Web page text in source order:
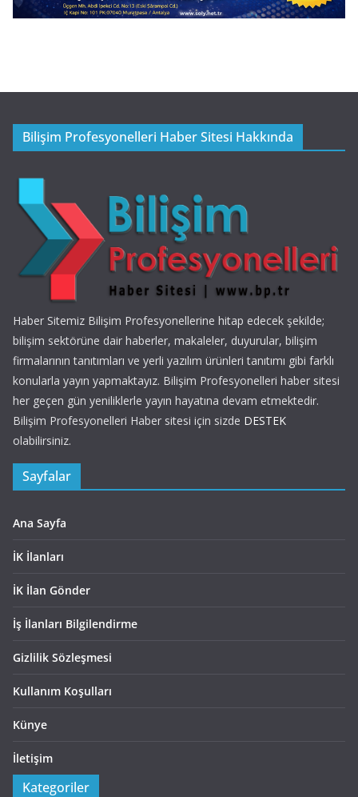
Bilişim Profesyonelleri Haber Sitesi Hakkında
Haber Sitemiz Bilişim Profesyonellerine hitap edecek şekilde;
bilişim sektörüne dair haberler, makaleler, duyurular, bilişim
firmalarının tanıtımları ve yerli yazılım ürünleri tanıtımı gibi farklı
konularla yayın yapmaktayız. Bilişim Profesyonelleri haber sitesi
her geçen gün yeniliklerle yayın hayatına devam etmektedir.
Bilişim Profesyonelleri Haber sitesi için sizde DESTEK
olabilirsiniz.
Sayfalar
Ana Sayfa
İK İlanları
İK İlan Gönder
İş İlanları Bilgilendirme
Gizlilik Sözleşmesi
Kullanım Koşulları
Künye
İletişim
Kategoriler